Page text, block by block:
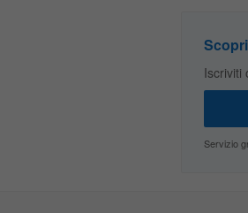
Iscriviti
Servizio